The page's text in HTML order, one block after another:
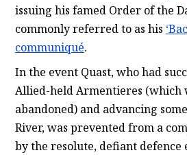
issuing his famed Order of the
commonly referred to as his
communiqué.
In the event Quast, who had
Allied-held Armentieres (which
abandoned) and advancing
River, was prevented from a
by the resolute, defiant defence